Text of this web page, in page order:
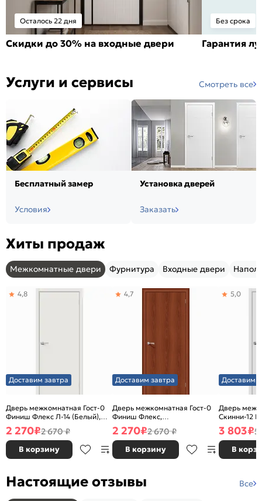
Осталось 22 дня
Скидки до 30% на входные двери
Без срока
Гарантия
Услуги и сервисы Смотреть все
Бесплатный замер
Условия
Установка дверей
Заказать
Хиты продаж
Межкомнатные двери Фурнитура Входные двери
Доставим завтра
Дверь межкомнатная Гост-0
Финиш Флекс Л-14 (Белый),
глухая, каркасно-щитовая
4,8
2 270₽2 670 ₽
В корзину
Доставим завтра
Дверь межкомнатная Гост-0
Финиш Флекс,
Ламинированные Л-11
(ИталОрех), глухая, каркасно-
щитовая
4,7
2 270₽2 670 ₽
В корзину
Доставим
Дверь
Скинни-12
глухая,
5,0
3 803₽5
В
Настоящие отзывы Все